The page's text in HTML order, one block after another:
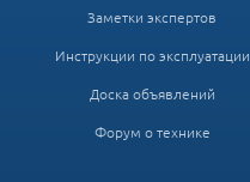
Заметки экспертов
Инструкции по эксплуатации
Доска объявлений
Форум о технике